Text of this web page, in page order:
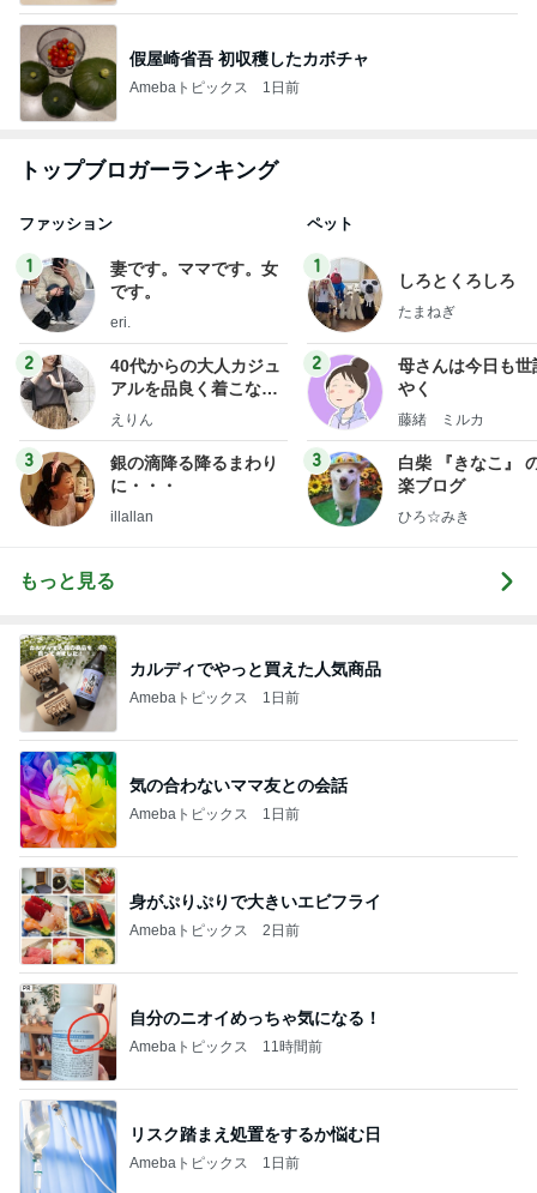
假屋崎省吾 初収穫したカボチャ
Amebaトピックス 1日前
トップブロガーランキング
ファッション
1
妻です。ママです。女
です。
eri.
2
40代からの大人カジュ
アルを品良く着こなす
ファッションブログ
えりん
3
銀の滴降る降るまわり
に・・・
illallan
ペット
1
しろとくろしろ
たまねぎ
2
母さんは今日も世
やく
藤緒 ミルカ
3
白柴 『きなこ』
楽ブログ
ひろ☆みき
もっと見る
カルディでやっと買えた人気商品
Amebaトピックス 1日前
気の合わないママ友との会話
Amebaトピックス 1日前
身がぷりぷりで大きいエビフライ
Amebaトピックス 2日前
自分のニオイめっちゃ気になる！
Amebaトピックス 11時間前
リスク踏まえ処置をするか悩む日
Amebaトピックス 1日前